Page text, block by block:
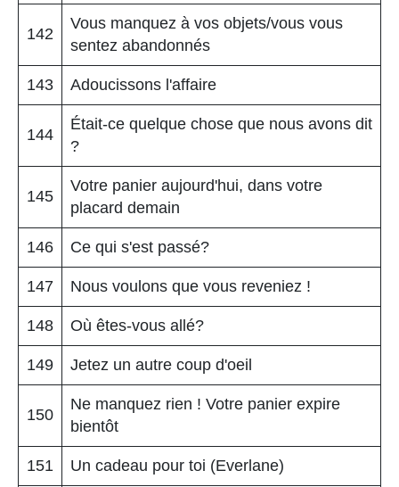
142
Vous manquez à vos objets/vous vous
sentez abandonnés
143 Adoucissons l'affaire
144
Était-ce quelque chose que nous avons dit
?
145
Votre panier aujourd'hui, dans votre
placard demain
146 Ce qui s'est passé?
147 Nous voulons que vous reveniez !
148 Où êtes-vous allé?
149 Jetez un autre coup d'oeil
150
Ne manquez rien ! Votre panier expire
bientôt
151 Un cadeau pour toi (Everlane)